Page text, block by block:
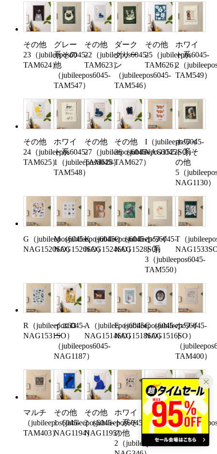
その他
23（jubileepos6045-
TAM624）
グレー
系その
他
（jubileepos6045-
TAM547）
その他
22（jubileepos6045-
TAM623）
ダーク
グリー
ン
（jubileepos6045-
TAM546）
その他
25（jubileepos6045-
TAM626）
ホワイ
ト系
2（
TAM549）
その他
24（jubileepos6045-
TAM625）
ホワイ
ト系
1（jubileepos6045-
TAM548）
その他
27（jubileepos6045-
TAM628）
その他
26（jubileepos6045-
TAM627）
I（jubileepos6045-
NAG1522SO）
ホワイ
ト系そ
の他
5（
NAG1130）
G（jubileepos6045-
NAG1520SO）
M（jubileepos6045-
NAG1526SO）
K（jubileepos6045-
NAG1524SO）
O（jubileepos6045-
NAG1528SO）
ホワイ
ト系
3（jubileepos6045-
TAM550）
T（
R（jubileepos6045-
NAG1531SO）
イエロ
ー
（jubileepos6045-
NAG1187）
A（jubileepos6045-
NAG1514SO）
E（jubileepos6045-
NAG1518SO）
C（jubileepos6045-
NAG1516SO）
ホワイ
ト
（
TAM400）
マルチ
（jubileepos6045-
TAM403）
その他
1（jubileepos6045-
NAG1194）
その他
2（jubileepos6045-
NAG1195）
ホワイ
ト系そ
の他
2（jubileepos6045-
その他
3（jubileepos6045-
NAG1196）
その他
8（
TAM609）